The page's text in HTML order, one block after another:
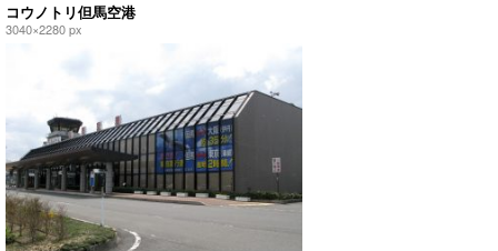
コウノトリ但馬空港
3040×2280 px